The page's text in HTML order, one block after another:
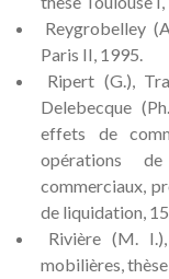
Reygrobelley
Paris II, 1995.
Ripert (G.),
Delebecque
effets de
opérations
commerciaux,
de liquidation,
Rivière (M.
mobilières,